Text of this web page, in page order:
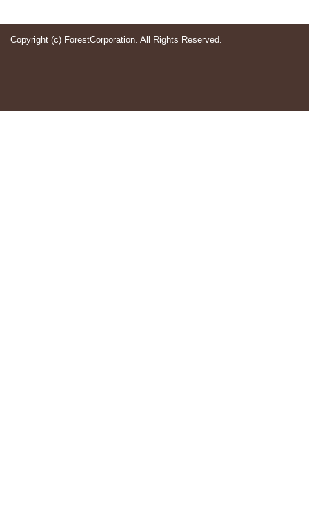
Copyright (c) ForestCorporation. All Rights Reserved.